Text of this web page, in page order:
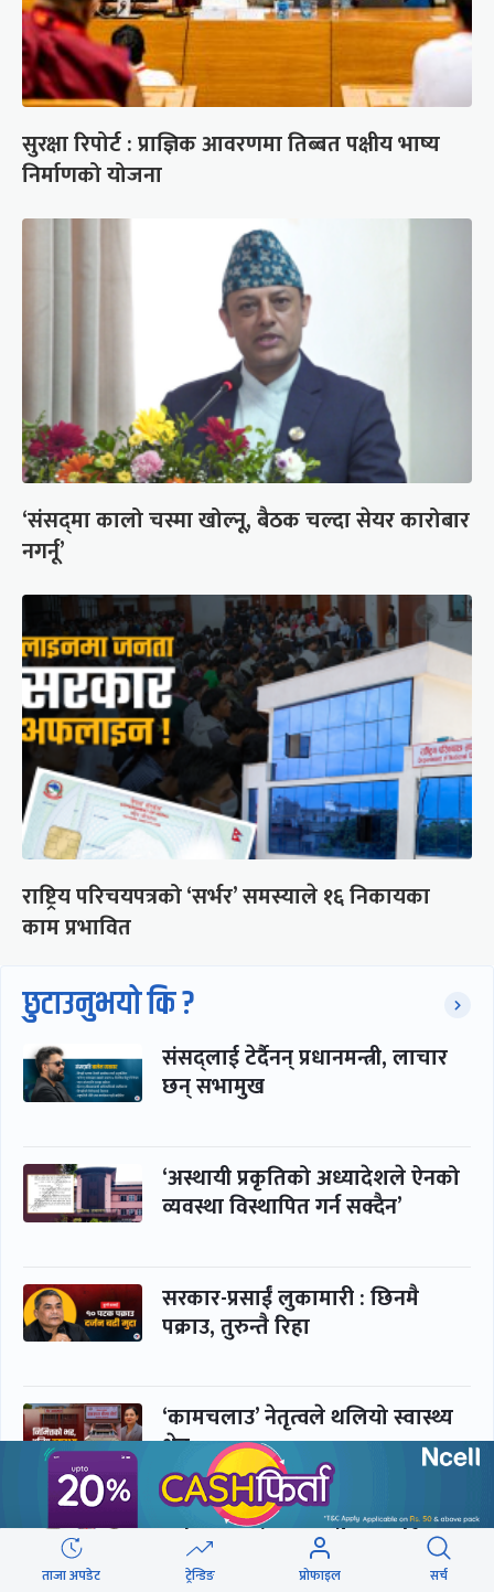
सुरक्षा रिपोर्ट : प्राज्ञिक आवरणमा तिब्बत पक्षीय भाष्य
निर्माणको योजना
‘संसद्‍मा कालो चस्मा खोल्नू, बैठक चल्दा सेयर कारोबार
नगर्नू’
राष्ट्रिय परिचयपत्रको ‘सर्भर’ समस्याले १६ निकायका
काम प्रभावित
छुटाउनुभयो कि ?
संसद्लाई टेर्दैनन् प्रधानमन्त्री, लाचार
छन् सभामुख
‘अस्थायी प्रकृतिको अध्यादेशले ऐनको
व्यवस्था विस्थापित गर्न सक्दैन’
सरकार-प्रसाईं लुकामारी : छिनमै
पक्राउ, तुरुन्तै रिहा
‘कामचलाउ’ नेतृत्वले थलियो स्वास्थ्य
क्षेत्र
पूर्णबहादुर-शेखर : पार्टी सभापति
ताक्थे, विभाजनको संघारमा
ताजा अपडेट ट्रेन्डिङ प्रोफाइल सर्च